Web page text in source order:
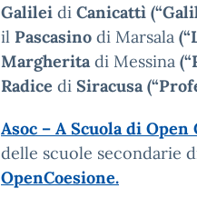
Galilei di Canicattì
il Pascasino di Marsala
Margheritadi Messina
Radice di Siracusa
Asoc – A Scuola di Open
delle scuole secondarie
OpenCoesione.